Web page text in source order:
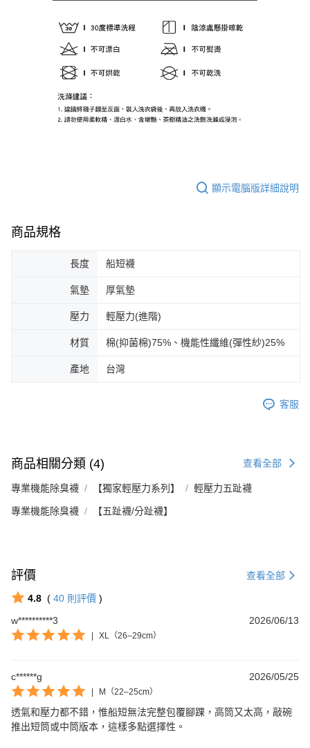
顯示電腦版詳細說明
商品規格
長度 船短襪
氣墊 厚氣墊
壓力 輕壓力(進階)
材質 棉(抑菌棉)75%、機能性纖維(彈性紗)25%
產地 台灣
客服
商品相關分類 (4) 查看全部
專業機能除臭襪 【獨家輕壓力系列】 輕壓力五趾襪
專業機能除臭襪 【五趾襪/分趾襪】
評價 查看全部
4.8 ( 40 則評價 )
w**********3
2026/06/13
XL（26–29cm）
c******g 2026/05/25
M（22–25cm）
透氣和壓力都不錯，惟船短無法完整包覆腳踝，高筒又太高，敲碗
推出短筒或中筒版本，這樣多點選擇性。
Footer客服
本月限定！加入會員贈：
🎁購物金$200 🎁免運券
立刻加入體驗：
https://www.footer.com.tw/page/